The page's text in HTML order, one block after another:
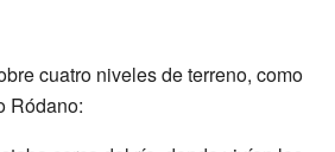
cuatro niveles de terreno, como
Ródano: